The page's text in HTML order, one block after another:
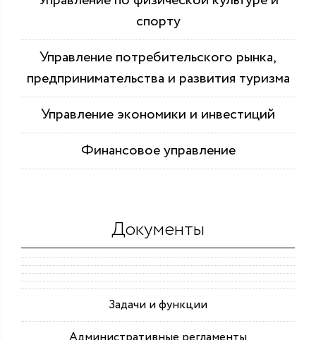
спорту
Управление потребительского рынка,
предпринимательства и развития туризма
Управление экономики и инвестиций
Финансовое управление
Документы
Задачи и функции